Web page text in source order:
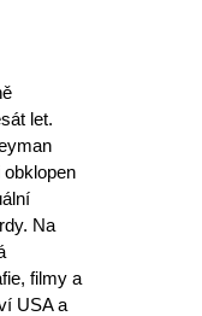
let.
Na
filmy a
USA a